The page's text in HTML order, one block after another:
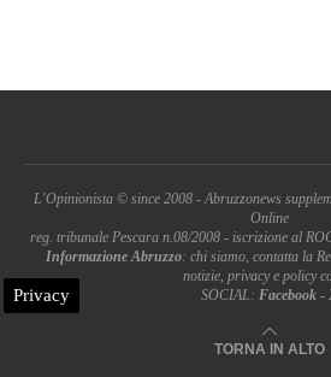
L'Opinionista © since 2008 - Abruzzonews
Online
reg. tribunale Pescara n.08/2008 - iscrizione al
Informazione Abruzzo: chi siamo, contatta la
notizie, privacy e policy
SOCIAL: Facebook -
Privacy
TORNA IN ALTO